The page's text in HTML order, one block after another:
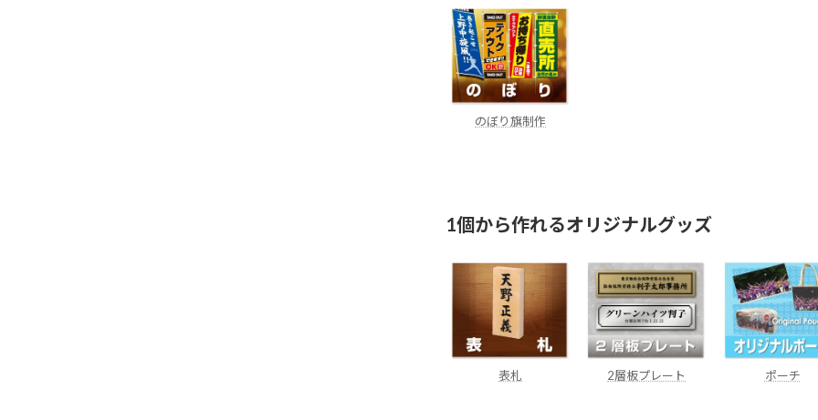
のぼり旗制作
1個から作れるオリジナルグッズ
表札 2層板プレート ポーチ